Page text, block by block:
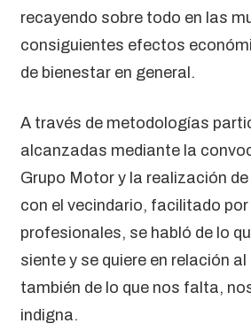
recayendo sobre todo en las
consiguientes efectos
de bienestar en general.
A través de metodologías
alcanzadas mediante la
Grupo Motor y la realización
con el vecindario, facilitado
profesionales, se habló de lo
siente y se quiere en relación
también de lo que nos falta,
indigna.